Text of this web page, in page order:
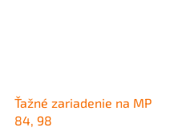
Ťažné zariadenie na MP
84, 98